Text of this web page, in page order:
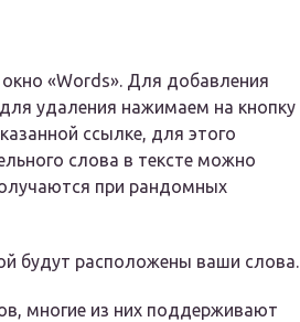
«Words». Для добавления
удаления нажимаем на кнопку
ссылке, для этого
слова в тексте можно
при рандомных
будут расположены ваши слова.
многие из них поддерживают